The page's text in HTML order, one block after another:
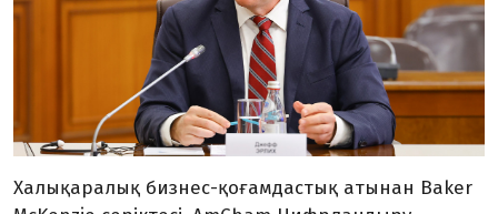
Халықаралық бизнес-қоғамдастық атынан Baker